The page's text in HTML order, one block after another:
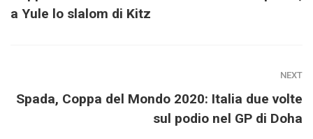
a Yule lo slalom di Kitz
NEXT
Spada, Coppa del Mondo 2020: Italia due volte
sul podio nel GP di Doha